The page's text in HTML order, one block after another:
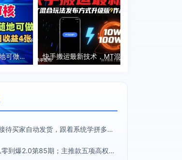
手机视频审核，随时随地可做，二十秒钟一单，单日收益4张+【揭秘】
机器人自动接待买家自动发货，跟着系统学拼多多虚拟月入1-5万
2026淘宝从零到爆2.0第85期；主推款五项高权重初始设置，改销量评晒秒单快速破零积累基础权重